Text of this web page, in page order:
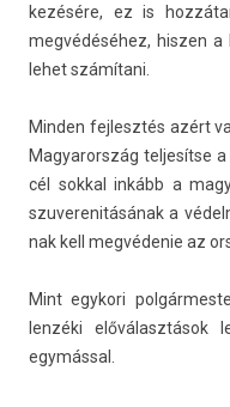
kezésére, ez is
megvédéséhez, hisz­en
lehet számítani.
Mind­en fej­lesztés azért
Magyarország tel­jesít­se
cél sokk­al inkább a
szuverenitásának a
nak kell megvédenie az
Mint egykori
lenzéki előválasztások
egymással.